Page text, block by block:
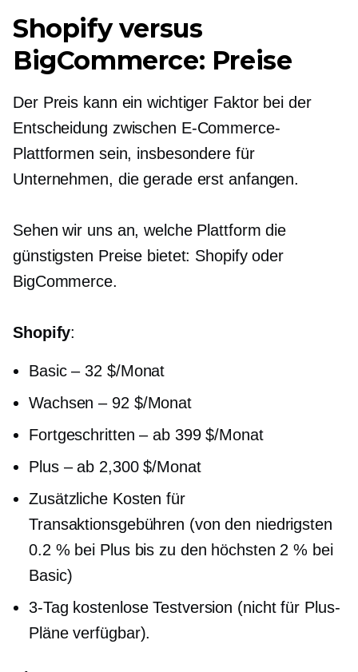
Shopify versus
BigCommerce: Preise
Der Preis kann ein wichtiger Faktor bei der
Entscheidung zwischen E-Commerce-
Plattformen sein, insbesondere für
Unternehmen, die gerade erst anfangen.
Sehen wir uns an, welche Plattform die
günstigsten Preise bietet: Shopify oder
BigCommerce.
Shopify:
Basic – 32 $/Monat
Wachsen – 92 $/Monat
Fortgeschritten – ab 399 $/Monat
Plus – ab 2,300 $/Monat
Zusätzliche Kosten für
Transaktionsgebühren (von den niedrigsten
0.2 % bei Plus bis zu den höchsten 2 % bei
Basic)
3-Tag kostenlose Testversion (nicht für Plus-
Pläne verfügbar).